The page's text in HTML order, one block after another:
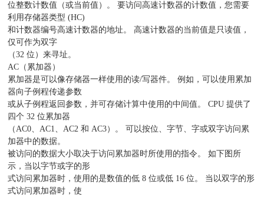
位整数计数值（或当前值）。 要访问高速计数器的计数值，您需要
利用存储器类型 (HC)
和计数器编号高速计数器的地址。 高速计数器的当前值是只读值，
仅可作为双字
（32 位）来寻址。
AC（累加器）
累加器是可以像存储器一样使用的读/写器件。 例如，可以使用累加
器向子例程传递参数
或从子例程返回参数，并可存储计算中使用的中间值。 CPU 提供了
四个 32 位累加器
（AC0、AC1、AC2 和 AC3）。 可以按位、字节、字或双字访问累
加器中的数据。
被访问的数据大小取决于访问累加器时所使用的指令。 如下图所
示，当以字节或字的形
式访问累加器时，使用的是数值的低 8 位或低 16 位。 当以双字的形
式访问累加器时，使